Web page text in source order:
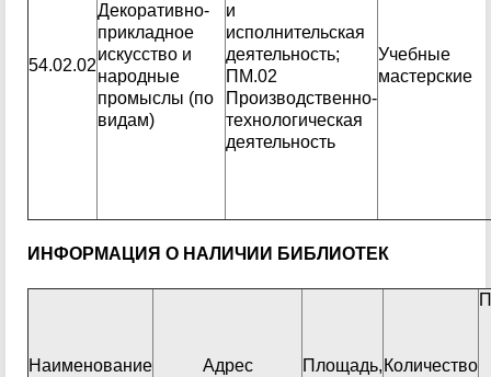
54.02.02
Декоративно-
прикладное
искусство и
народные
промыслы (по
видам)
и
исполнительская
деятельность;
ПМ.02
Производственно-
технологическая
деятельность
Учебные
мастерские
ИНФОРМАЦИЯ О НАЛИЧИИ БИБЛИОТЕК
Наименование
Адрес
Площадь, Количество